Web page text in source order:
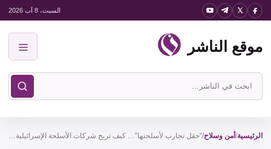
انتقل
المحتوى
السبت، 8 آب 2026
موقع الناشر
ابحث
في
الناشر
الرئيسية/ أمن وسلاح/ “حقل تجارب لأسلحتها”… كيف تربح شركات الأسلحة الإسرائيلية من الحرب على غزة؟